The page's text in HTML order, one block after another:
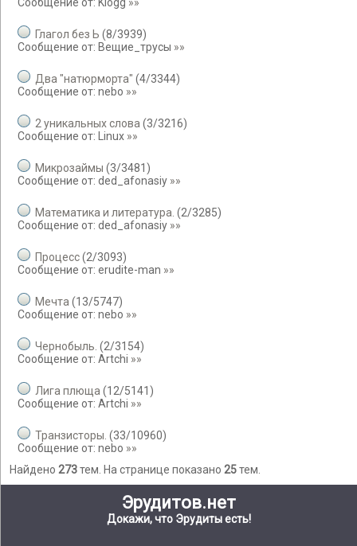
Глагол без Ь (8/3939)
Сообщение от: Вещие_трусы »»
Два "натюрморта" (4/3344)
Сообщение от: nebo »»
2 уникальных слова (3/3216)
Сообщение от:
Linux »»
Микрозаймы (3/3481 )
Сообщение от: ded_afonasiy »»
Математика и литература. (2/3285)
Сообщение от: ded_afonasiy »»
Процесс(2/3093)
Сообщение от: erudite-man »»
Мечта (13/5747)
Сообщение от: nebo »»
Чернобыль. (2/3154)
Сообщение от: Artchi »»
Лигa плюща (12/5141 )
Сообщение от: Artchi »»
Транзисторы. (33/10960)
Сообщение от: nebo »»
Найдено 273тем. На странице показано 25тем.
Эрудитов.нет
Докажи, что Эрудиты есть!